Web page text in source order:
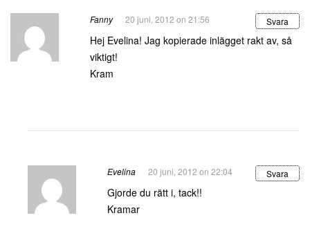
Fanny 20 juni, 2012 on 21:56 Svara
Hej Evelina! Jag kopierade inlägget rakt av, så
viktigt!
Kram
Evelina 20 juni, 2012 on 22:04 Svara
Gjorde du rätt i, tack!!
Kramar